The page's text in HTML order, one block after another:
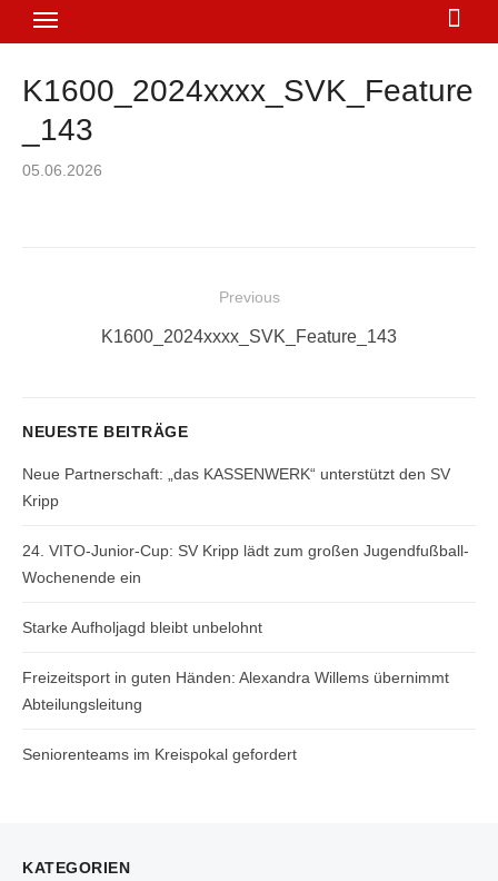
K1600_2024xxxx_SVK_Feature
_143
Posted
05.06.2026
Beitragsnavigation
Previous
Previous
K1600_2024xxxx_SVK_Feature_143
NEUESTE BEITRÄGE
Neue Partnerschaft: „das KASSENWERK“ unterstützt den SV
Kripp
24. VITO-Junior-Cup: SV Kripp lädt zum großen Jugendfußball-
Wochenende ein
Starke Aufholjagd bleibt unbelohnt
Freizeitsport in guten Händen: Alexandra Willems übernimmt
Abteilungsleitung
Seniorenteams im Kreispokal gefordert
KATEGORIEN